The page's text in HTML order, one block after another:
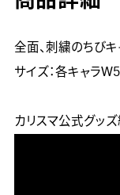
全面、刺繍のちび
サイズ：各キャラ
カリスマ公式グッ